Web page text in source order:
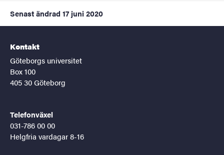
Senast ändrad 17 juni 2020
Kontakt
Göteborgs universitet
Box 100
405 30 Göteborg
Telefonväxel
031-786 00 00
Helgfria vardagar 8-16